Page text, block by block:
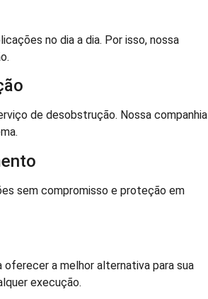
no dia a dia. Por isso, nossa
de desobstrução. Nossa companhia
sem compromisso e proteção em
oferecer a melhor alternativa para sua
execução.